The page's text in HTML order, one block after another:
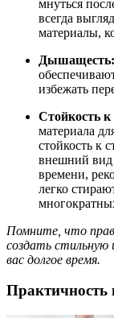
мнуться
всегда
материалы,
Дышащесть:
избежать
Стойкость
материала
стойкость к
внешний вид
времени,
легко
Помните, что
создать стильную
вас долгое время.
Практичность